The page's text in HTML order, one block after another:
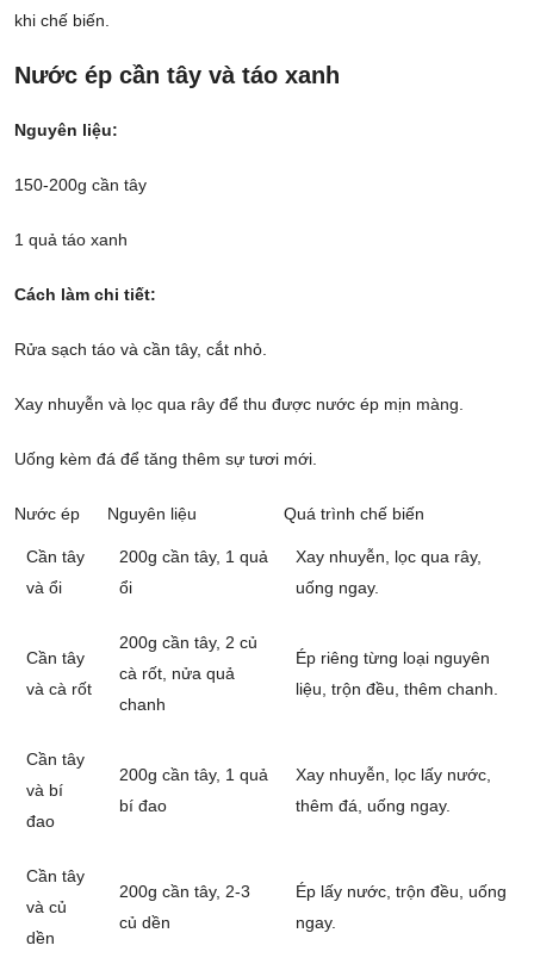
khi chế biến.
Nước ép cần tây và táo xanh
Nguyên liệu:
150-200g cần tây
1 quả táo xanh
Cách làm chi tiết:
Rửa sạch táo và cần tây, cắt nhỏ.
Xay nhuyễn và lọc qua rây để thu được nước ép mịn màng.
Uống kèm đá để tăng thêm sự tươi mới.
Nước ép Nguyên liệu Quá trình chế biến
Cần tây
và ổi
200g cần tây, 1 quả
ổi
Xay nhuyễn, lọc qua rây,
uống ngay.
Cần tây
và cà rốt
200g cần tây, 2 củ
cà rốt, nửa quả
chanh
Ép riêng từng loại nguyên
liệu, trộn đều, thêm chanh.
Cần tây
và bí
đao
200g cần tây, 1 quả
bí đao
Xay nhuyễn, lọc lấy nước,
thêm đá, uống ngay.
Cần tây
và củ
dền
200g cần tây, 2-3
củ dền
Ép lấy nước, trộn đều, uống
ngay.